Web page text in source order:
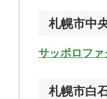
札幌市中
サッポロフ
札幌市白